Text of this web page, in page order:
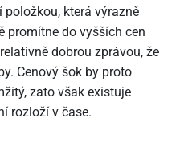
která výrazně
promítne do vyšších cen
dobrou zprávou, že
Cenový šok by proto
zato však existuje
rozloží v čase.